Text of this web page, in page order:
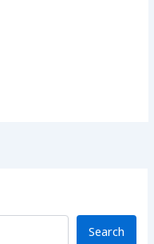
Search